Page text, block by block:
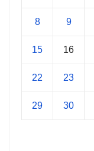
8 9
15 16
22 23
29 30